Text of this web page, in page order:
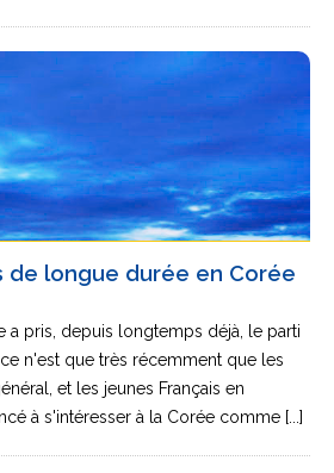
de longue durée en Corée
a pris, depuis longtemps déjà, le parti
n'est que très récemment que les
et les jeunes Français en
à s'intéresser à la Corée comme [...]